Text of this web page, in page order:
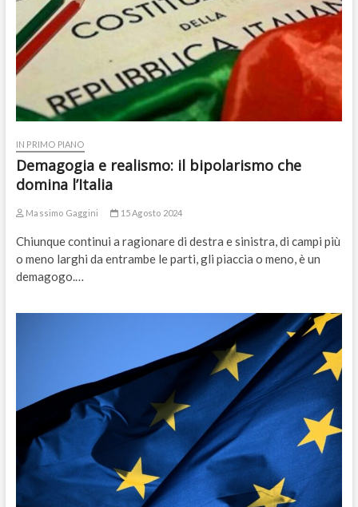
IN PRIMO PIANO
Demagogia e realismo: il bipolarismo che
domina l’Italia
Massimo Gaggini 15 Agosto 2024
Chiunque continui a ragionare di destra e sinistra, di campi più
o meno larghi da entrambe le parti, gli piaccia o meno, è un
demagogo.…